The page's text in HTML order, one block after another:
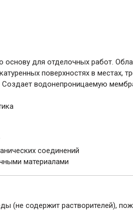
для отделочных работ.
поверхностях в
водонепроницаемую
соединений
материалами
(не содержит растворителей),
Товары для бани и
Оборудование для